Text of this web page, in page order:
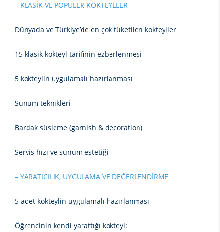
– KLASİK VE POPÜLER KOKTEYLLER
Dünyada ve Türkiye’de en çok tüketilen kokteyller
15 klasik kokteyl tarifinin ezberlenmesi
5 kokteylin uygulamalı hazırlanması
Sunum teknikleri
Bardak süsleme (garnish & decoration)
Servis hızı ve sunum estetiği
– YARATICILIK, UYGULAMA VE DEĞERLENDİRME
5 adet kokteylin uygulamalı hazırlanması
Öğrencinin kendi yarattığı kokteyl: